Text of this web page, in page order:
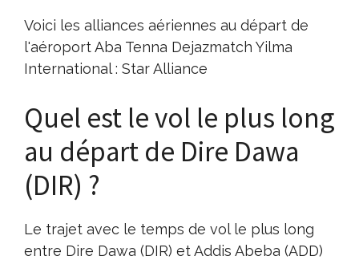
Voici les alliances aériennes au départ de
l'aéroport Aba Tenna Dejazmatch Yilma
International : Star Alliance
Quel est le vol le plus long
au départ de Dire Dawa
(DIR) ?
Le trajet avec le temps de vol le plus long
entre Dire Dawa (DIR) et Addis Abeba (ADD)